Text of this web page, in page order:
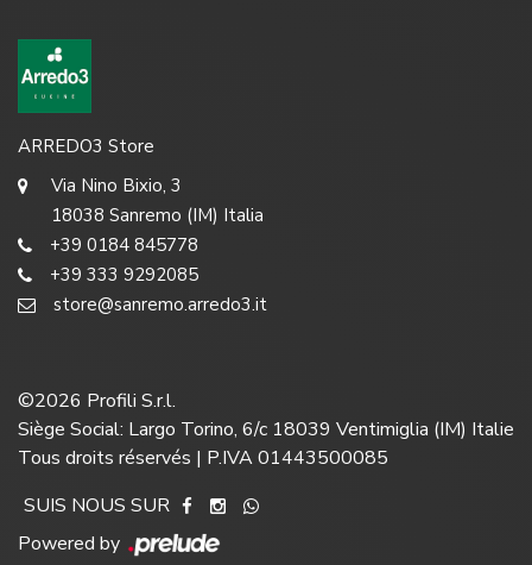
ARREDO3 Store
Via Nino Bixio, 3
18038 Sanremo (IM) Italia
+39 0184 845778
+39 333 9292085
store@sanremo.arredo3.it
©2026 Profili S.r.l.
Siège Social: Largo Torino, 6/c 18039 Ventimiglia (IM) Italie
Tous droits réservés | P.IVA 01443500085
SUIS NOUS SUR
Powered by